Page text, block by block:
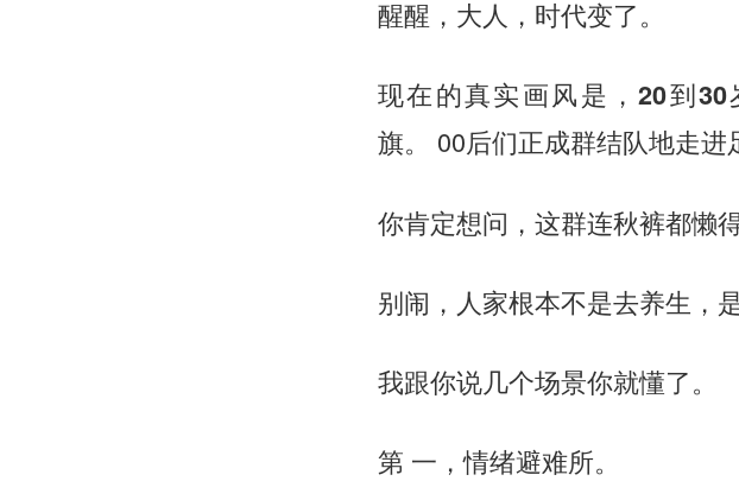
醒醒，大人，时代变了。
现在的真实画风是，20到
旗。
00后们正成群结队地走进
你肯定想问，这群连秋裤都懒
别闹，人家根本不是去养生，是
我跟你说几个场景你就懂了。
第 一，情绪避难所。